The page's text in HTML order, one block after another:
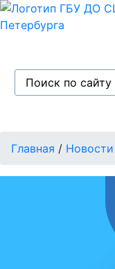
Главная / Новости